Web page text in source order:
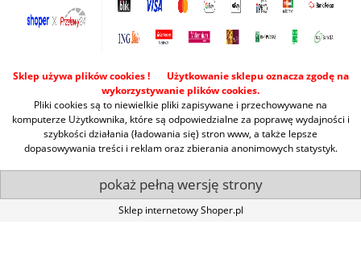
Sklep używa plików cookies ! Użytkowanie sklepu oznacza zgodę na
wykorzystywanie plików cookies.
Pliki cookies są to niewielkie pliki zapisywane i przechowywane na
komputerze Użytkownika, które są odpowiedzialne za poprawę wydajności i
szybkości działania (ładowania się) stron www, a także lepsze
dopasowywania treści i reklam oraz zbierania anonimowych statystyk.
pokaż pełną wersję strony
Sklep internetowy Shoper.pl